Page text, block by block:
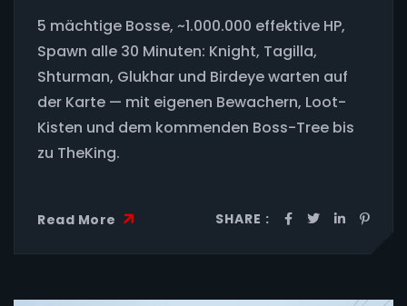
5 mächtige Bosse, ~1.000.000 effektive HP,
Spawn alle 30 Minuten: Knight, Tagilla,
Shturman, Glukhar und Birdeye warten auf
der Karte — mit eigenen Bewachern, Loot-
Kisten und dem kommenden Boss-Tree bis
zu TheKing.
Read More SHARE :